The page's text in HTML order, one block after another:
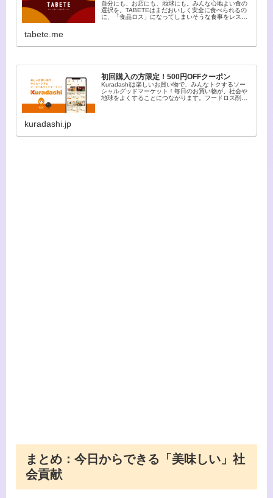
自分にも、お店にも、地球にも。みんな心地よい食の
選択を。TABETEはまだおいしく安全に食べられるの
に、「食品ロス」になってしまいそうな食事をレスキ
tabete.me
初回購入の方限定！500円OFFクーポン
Kuradashiは楽しいお買い物で、みんなトクするソー
シャルグッドマーケット！毎日のお買い物が、社会や
地球をよくすることにつながります。フードロス削減
kuradashi.jp
まとめ：今日からできる「美味しい」社
会貢献